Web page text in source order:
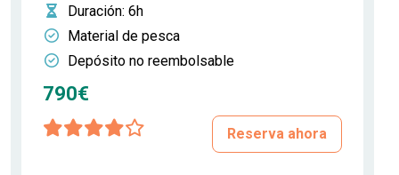
Duración: 6h
Material de pesca
Depósito no reembolsable
790€
Reserva ahora